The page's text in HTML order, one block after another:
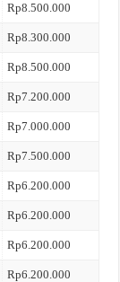
Rp8.500.000
Rp8.300.000
Rp8.500.000
Rp7.200.000
Rp7.000.000
Rp7.500.000
Rp6.200.000
Rp6.200.000
Rp6.200.000
Rp6.200.000